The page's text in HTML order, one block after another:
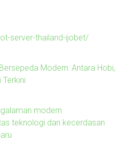
server-thailand-ijobet/
Modern: Antara Hobi,
Terkini
modern
teknologi dan kecerdasan